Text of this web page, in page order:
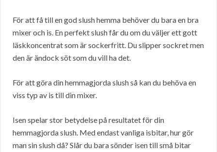
För att få till en god slush hemma behöver du bara en bra
mixer och is. En perfekt slush får du om du väljer ett gott
läskkoncentrat som är sockerfritt. Du slipper sockret men
den är ändock söt som du vill ha det.
För att göra din hemmagjorda slush så kan du behöva en
viss typ av is till din mixer.
Isen spelar stor betydelse på resultatet för din
hemmagjorda slush. Med endast vanliga isbitar, hur gör
man sin slush då? Slår du bara sönder isen till små bitar